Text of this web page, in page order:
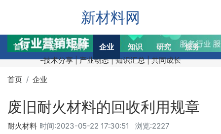
新材料网
-技术分享 | 产业动态 | 知识汇总 | 共同成长
首页 产品 招聘 企业 知识 研究 服务
首页 企业
废旧耐火材料的回收利用规章
时间:2023-05-22 17:30:51 浏览:2227
耐火材料